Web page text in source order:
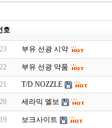
호
23 부유 선광 시약
22 부유 선광 약품
21 T/D NOZZLE
20 세라믹 엘보
19 보크사이트